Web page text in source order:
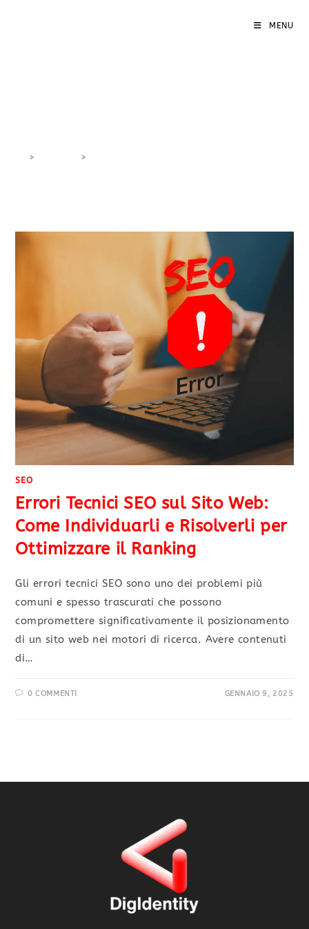
MENU
> >
SEO
Errori Tecnici SEO sul Sito Web:
Come Individuarli e Risolverli per
Ottimizzare il Ranking
Gli errori tecnici SEO sono uno dei problemi più
comuni e spesso trascurati che possono
compromettere significativamente il posizionamento
di un sito web nei motori di ricerca. Avere contenuti
di…
0 COMMENTI GENNAIO 9, 2025